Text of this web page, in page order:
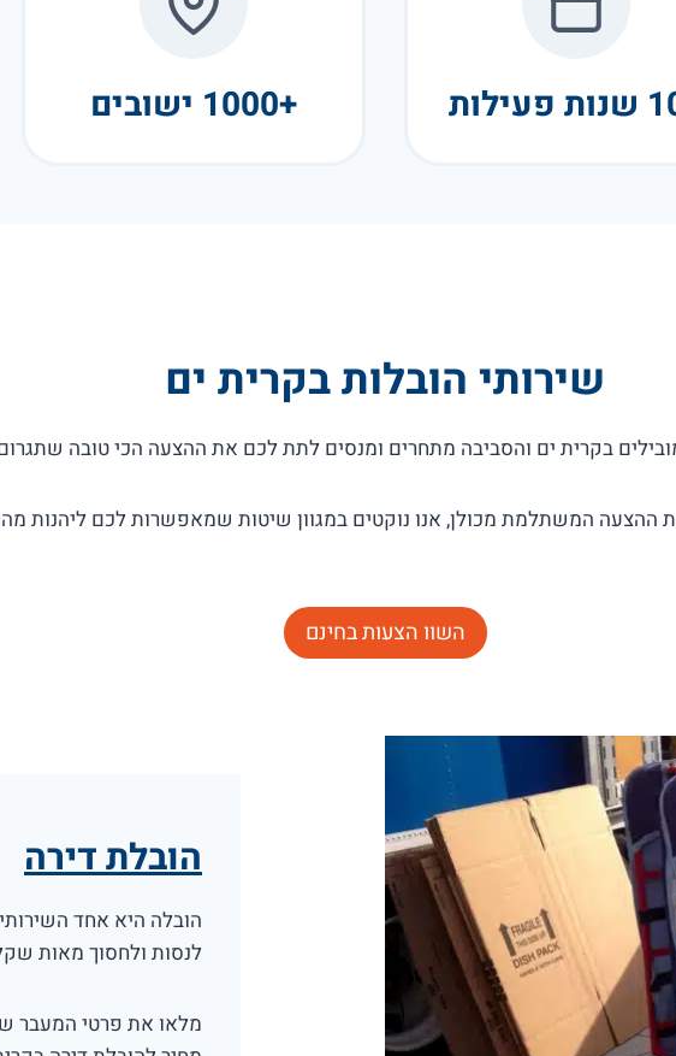
+1000 ישובים
שירותי הובלות בקרית ים
המשתלמת מכולן, אנו נוקטים במגוון שיטות שמאפשרות לכם ליהנות
השוו הצעות בחינם
הובלת דירה
הובלה היא אחד
לנסות ולחסוך מאות